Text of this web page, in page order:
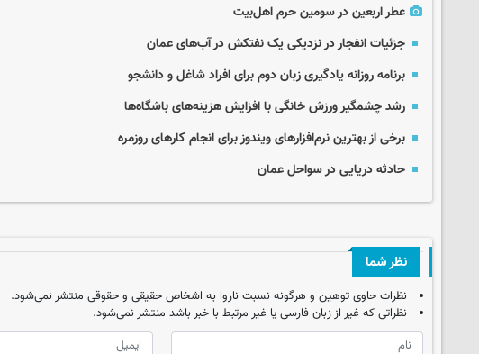
عطر اربعین در سومین حرم اهل‌بیت
جزئیات انفجار در نزدیکی یک نفتکش در آب‌های عمان
برنامه روزانه یادگیری زبان دوم برای افراد شاغل و دانشجو
رشد چشمگیر ورزش خانگی با افزایش هزینه‌های باشگاه‌ها
برخی از بهترین نرم‌افزارهای ویندوز برای انجام کارهای روزمره
حادثه دریایی در سواحل عمان
نظر شما
نظرات حاوی توهین و هرگونه نسبت ناروا به اشخاص حقیقی و حقوقی منتشر نمی‌شود.
نظراتی که غیر از زبان فارسی یا غیر مرتبط با خبر باشد منتشر نمی‌شود.